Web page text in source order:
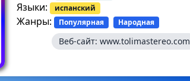
Языки: испанский
Жанры: Популярная Народная
Веб-сайт: www.tolimastereo.com